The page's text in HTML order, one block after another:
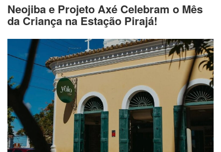
Neojiba e Projeto Axé Celebram o Mês
da Criança na Estação Pirajá!